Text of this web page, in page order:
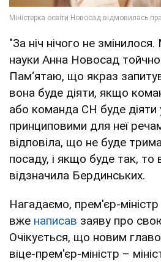
"За ніч нічого не змінилося.
науки Анна Новосад
Пам‘ятаю, що якраз
вона буде діяти, якщо
або команда СН буде діяти
принциповими для неї
відповіла, що не буде
посаду, і якщо буде так, то
відзначила Бердинських.
Нагадаємо, прем'єр-
вже написав заяву про
Очікується, що новим
віце-прем'єр-міністр –